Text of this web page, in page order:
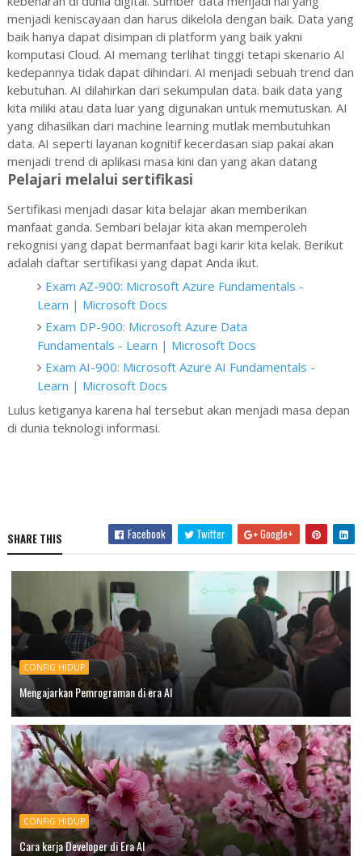
menjadi keniscayaan dan harus dikelola dengan baik. Data yang
baik hanya dapat disimpan di platform yang baik yakni
komputasi Cloud. AI memang terlihat tinggi tetapi skenario AI
kedepannya tidak dapat dihindari. AI menjadi sebuah trend dan
kebutuhan. AI dilahirkan dari sekumpulan data. baik data yang
kita miliki atau data luar yang digunakan untuk memutuskan. AI
yang dihasilkan dari machine learning mutlak membutuhkan
data. AI seperti layanan kognitif kecerdasan siap pakai akan
menjadi trend di aplikasi masa kini dan yang akan datang
Pelajari melalui sertifikasi
Sertifikasi menjadi dasar kita belajar akan memberikan
manfaat ganda. Sembari belajar kita akan memperoleh
rekognisi yang dapat bermanfaat bagi karir kita kelak. Berikut
adalah daftar sertifikasi yang dapat Anda ikut.
Exam AZ-900: Microsoft Azure Fundamentals -
Learn | Microsoft Docs
Exam DP-900: Microsoft Azure Data
Fundamentals - Learn | Microsoft Docs
Exam AI-900: Microsoft Azure AI Fundamentals -
Learn | Microsoft Docs
Lulus ketiganya karena hal tersebut akan menjadi masa depan
di dunia teknologi informasi.
SHARE THIS Facebook Twitter Google+
CONFIG HIDUP
Mengajarkan Pemrograman di era AI
CONFIG HIDUP
Cara kerja Developer di Era AI